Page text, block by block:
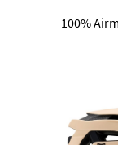
100%